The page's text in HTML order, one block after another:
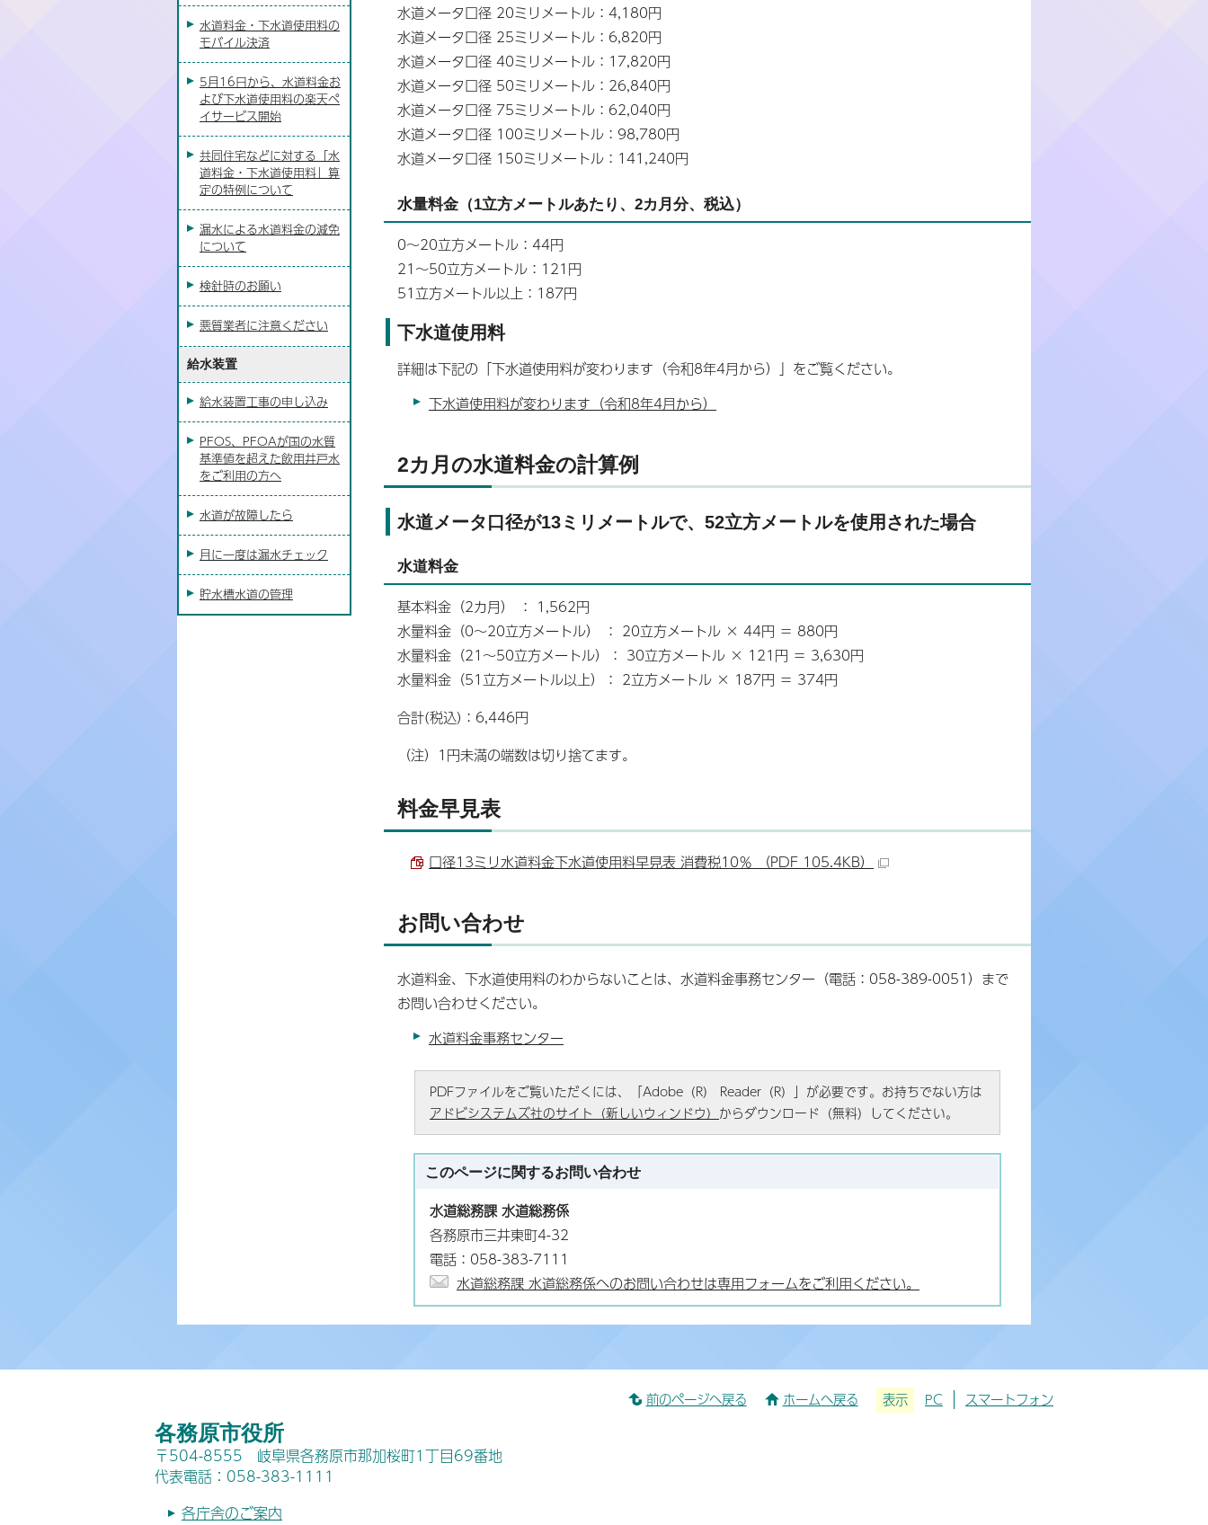
水道メータ口径 20ミリメートル：4,180円
水道メータ口径 25ミリメートル：6,820円
水道メータ口径 40ミリメートル：17,820円
水道メータ口径 50ミリメートル：26,840円
水道メータ口径 75ミリメートル：62,040円
水道メータ口径 100ミリメートル：98,780円
水道メータ口径 150ミリメートル：141,240円
水量料金（1立方メートルあたり、2カ月分、税込）
0～20立方メートル：44円
21～50立方メートル：121円
51立方メートル以上：187円
下水道使用料
詳細は下記の「下水道使用料が変わります（令和8年4月から）」をご覧ください。
下水道使用料が変わります（令和8年4月から）
2カ月の水道料金の計算例
水道メータ口径が13ミリメートルで、52立方メートルを使用された場合
水道料金
基本料金（2カ月） ： 1,562円
水量料金（0～20立方メートル） ： 20立方メートル × 44円 ＝ 880円
水量料金（21～50立方メートル）： 30立方メートル × 121円 ＝ 3,630円
水量料金（51立方メートル以上）： 2立方メートル × 187円 ＝ 374円
合計(税込)：6,446円
（注）1円未満の端数は切り捨てます。
料金早見表
口径13ミリ水道料金下水道使用料早見表 消費税10％ （PDF 105.4KB）
お問い合わせ
水道料金、下水道使用料のわからないことは、水道料金事務センター（電話：058-389-0051）まで
お問い合わせください。
水道料金事務センター
PDFファイルをご覧いただくには、「Adobe（R） Reader（R）」が必要です。お持ちでない方は
アドビシステムズ社のサイト（新しいウィンドウ） からダウンロード（無料）してください。
このページに関するお問い合わせ
水道総務課 水道総務係
各務原市三井東町4-32
電話：058-383-7111
水道総務課 水道総務係へのお問い合わせは専用フォームをご利用ください。
水道料金・下水道使用料の
モバイル決済
5月16日から、水道料金お
よび下水道使用料の楽天ペ
イサービス開始
共同住宅などに対する「水
道料金・下水道使用料」算
定の特例について
漏水による水道料金の減免
について
検針時のお願い
悪質業者に注意ください
給水装置
給水装置工事の申し込み
PFOS、PFOAが国の水質
基準値を超えた飲用井戸水
をご利用の方へ
水道が故障したら
月に一度は漏水チェック
貯水槽水道の管理
前のページへ戻る ホームへ戻る 表示 PC スマートフォン
各務原市役所
〒504-8555 岐阜県各務原市那加桜町1丁目69番地
代表電話：058-383-1111
各庁舎のご案内